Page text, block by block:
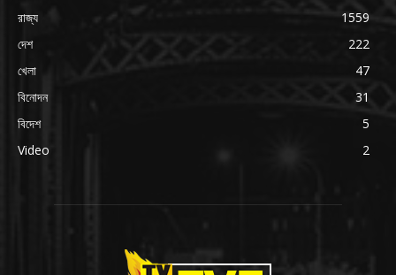
রাজ্য
1559
দেশ
222
খেলা
47
বিনোদন
31
বিদেশ
5
Video
2